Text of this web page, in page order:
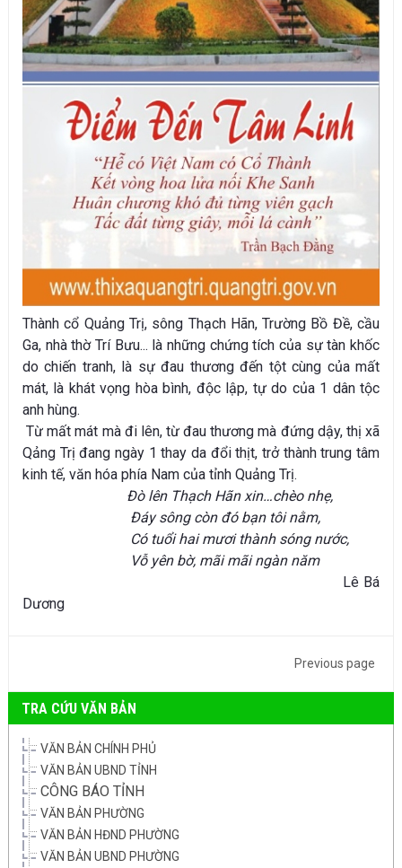
Thành cổ Quảng Trị, sông Thạch Hãn, Trường Bồ Đề, cầu
Ga, nhà thờ Trí Bưu... là những chứng tích của sự tàn khốc
do chiến tranh, là sự đau thương đến tột cùng của mất
mát, là khát vọng hòa bình, độc lập, tự do của 1 dân tộc
anh hùng.
Từ mất mát mà đi lên, từ đau thương mà đứng dậy, thị xã
Qảng Trị đang ngày 1 thay da đổi thịt, trở thành trung tâm
kinh tế, văn hóa phía Nam của tỉnh Quảng Trị.
Đò lên Thạch Hãn xin…chèo nhẹ,
Đáy sông còn đó bạn tôi nằm,
Có tuổi hai mươi thành sóng nước,
Vỗ yên bờ, mãi mãi ngàn năm
Lê Bá
Dương
Previous page
TRA CỨU VĂN BẢN
VĂN BẢN CHÍNH PHỦ
VĂN BẢN UBND TỈNH
CÔNG BÁO TỈNH
VĂN BẢN PHƯỜNG
VĂN BẢN HĐND PHƯỜNG
VĂN BẢN UBND PHƯỜNG